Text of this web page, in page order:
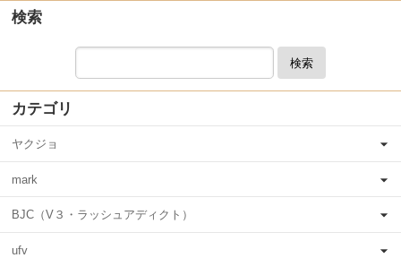
検索
検索
カテゴリ
ヤクジョ
mark
BJC（V３・ラッシュアディクト）
ufv